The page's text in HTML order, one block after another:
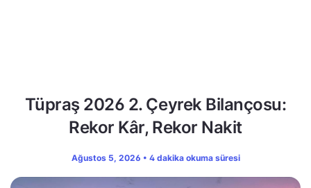
Tüpraş 2026 2. Çeyrek Bilançosu:
Rekor Kâr, Rekor Nakit
Ağustos 5, 2026 • 4 dakika okuma süresi